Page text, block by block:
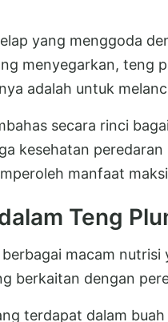
yang menggoda
menyegarkan, teng
adalah untuk
secara rinci
kesehatan
manfaat
Teng
macam
berkaitan dengan
terdapat dalam